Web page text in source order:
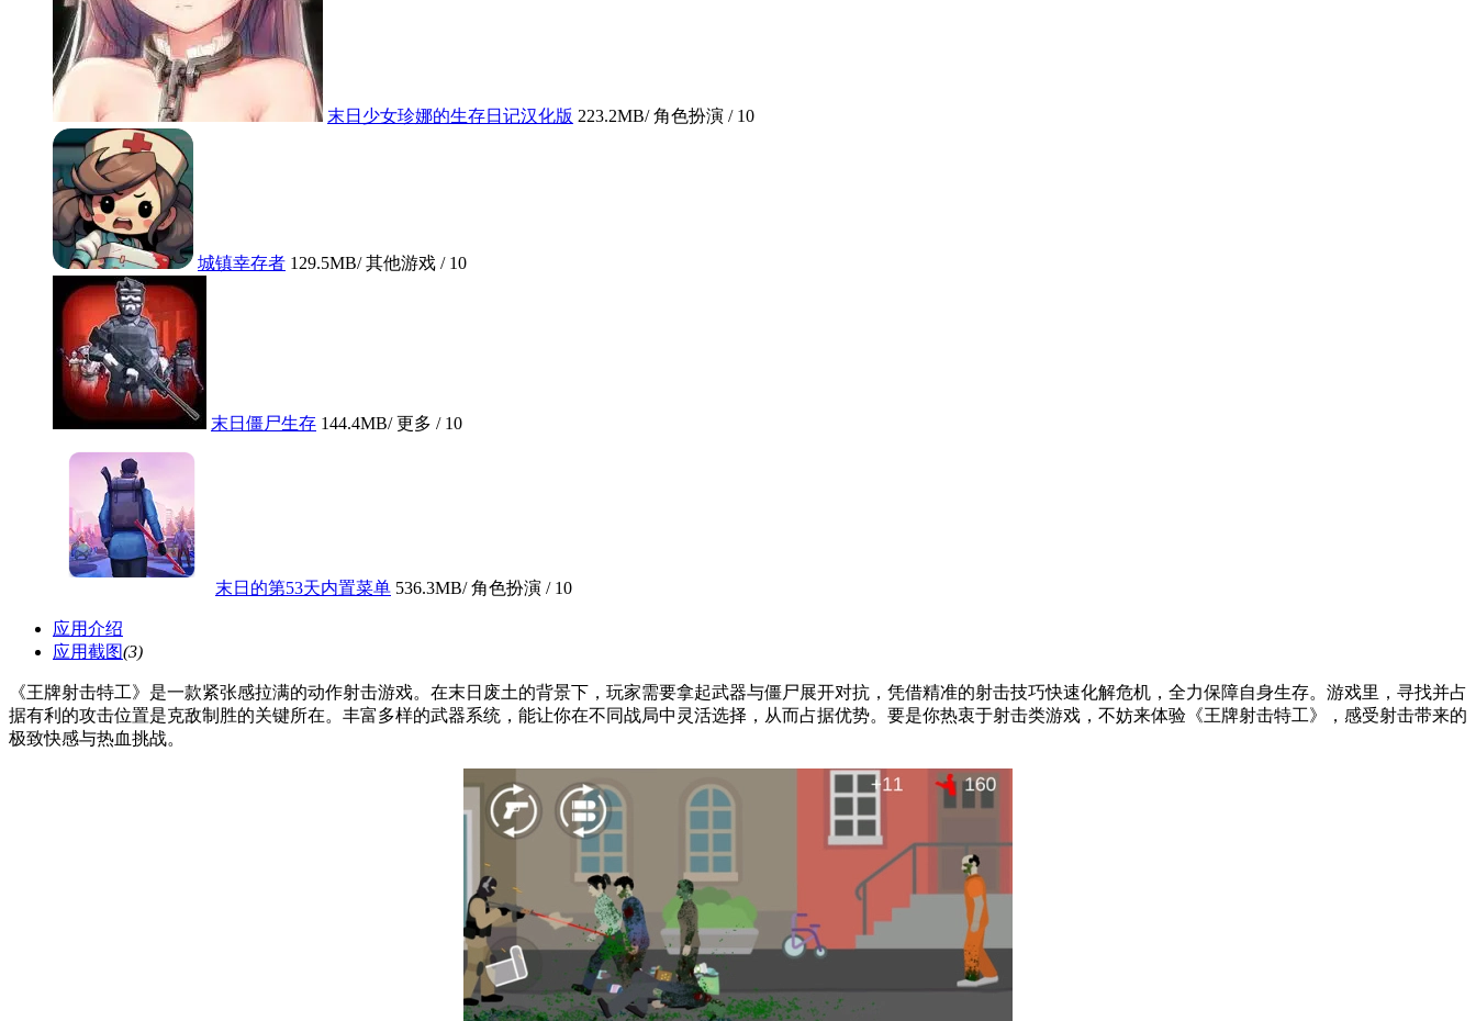
末日少女珍娜的生存日记汉化版 223.2MB/ 角色扮演 / 10
城镇幸存者 129.5MB/ 其他游戏 / 10
末日僵尸生存 144.4MB/ 更多 / 10
末日的第53天内置菜单 536.3MB/ 角色扮演 / 10
应用介绍
应用截图(3)
《王牌射击特工》是一款紧张感拉满的动作射击游戏。在末日废土的背景下，玩家需要拿起武器与僵尸展开对抗，凭借精准的射击技巧快速化解危机，全力保障自身生存。游戏里，寻找并占
据有利的攻击位置是克敌制胜的关键所在。丰富多样的武器系统，能让你在不同战局中灵活选择，从而占据优势。要是你热衷于射击类游戏，不妨来体验《王牌射击特工》，感受射击带来的
极致快感与热血挑战。